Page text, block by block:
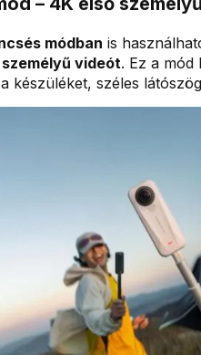
módban is
videót. Ez a mód
készüléket, széles